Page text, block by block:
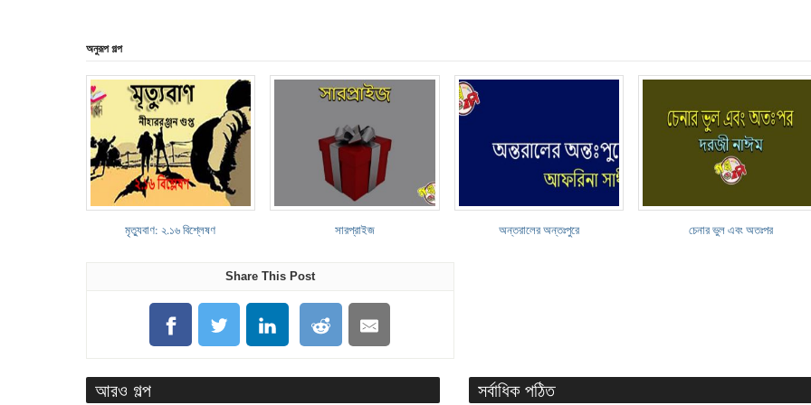
অনুরূপ গল্প
মৃত্যুবাণ: ২.১৬ বিশ্লেষণ সারপ্রাইজ অন্তরালের অন্তঃপুরে চেনার ভুল এবং অতঃপর
Share This Post
আরও গল্প সর্বাধিক পঠিত